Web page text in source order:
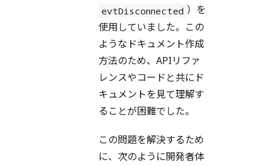
evtDisconnected ）を
使用していました。この
ようなドキュメント作成
方法のため、APIリファ
レンスやコードと共にド
キュメントを見て理解す
ることが困難でした。
この問題を解決するため
に、次のように開発者体